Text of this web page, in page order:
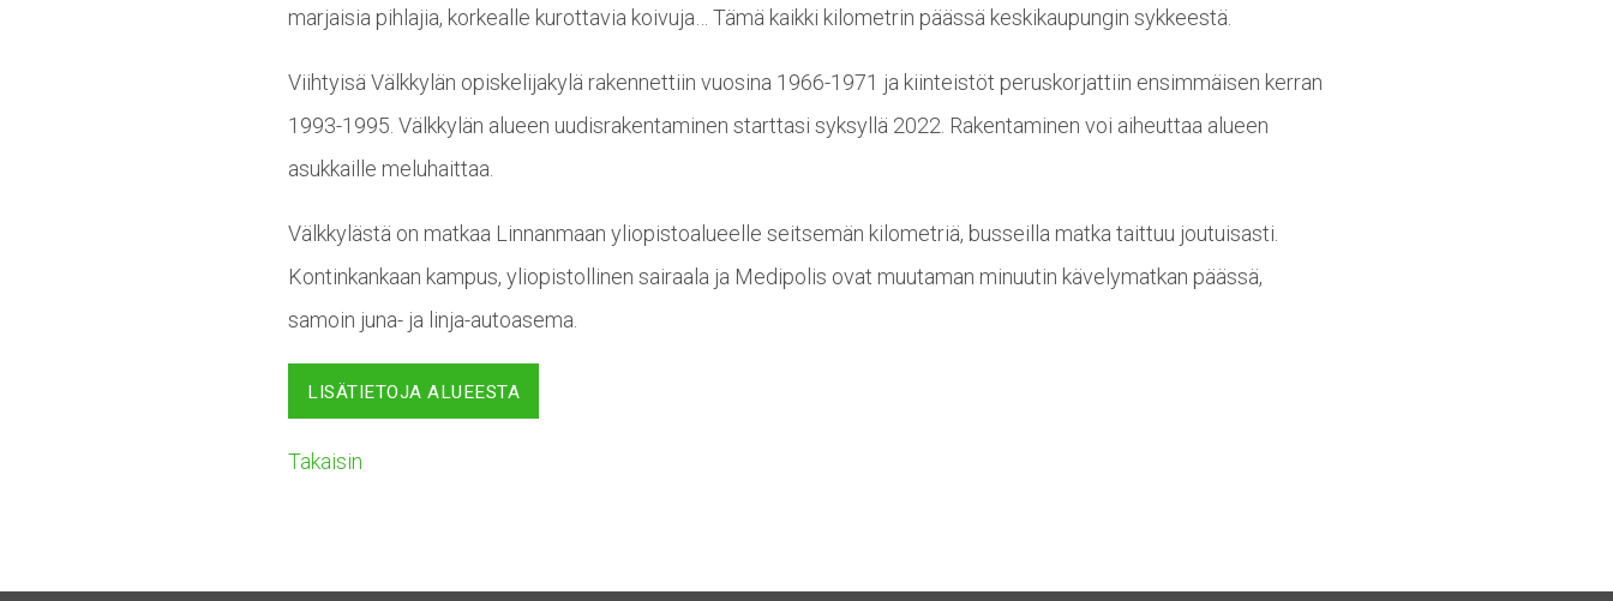
marjaisia pihlajia, korkealle kurottavia koivuja… Tämä kaikki kilometrin päässä keskikaupungin sykkeestä.
Viihtyisä Välkkylän opiskelijakylä rakennettiin vuosina 1966-1971 ja kiinteistöt peruskorjattiin ensimmäisen kerran
1993-1995. Välkkylän alueen uudisrakentaminen starttasi syksyllä 2022. Rakentaminen voi aiheuttaa alueen
asukkaille meluhaittaa.
Välkkylästä on matkaa Linnanmaan yliopistoalueelle seitsemän kilometriä, busseilla matka taittuu joutuisasti.
Kontinkankaan kampus, yliopistollinen sairaala ja Medipolis ovat muutaman minuutin kävelymatkan päässä,
samoin juna- ja linja-autoasema.
LISÄTIETOJA ALUEESTA
Takaisin